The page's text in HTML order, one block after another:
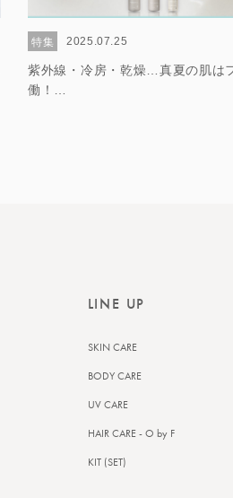
特集 2025.07.25
紫外線・冷房・乾燥…真夏の肌は
働！
LINE UP
SKIN CARE
BODY CARE
UV CARE
HAIR CARE - O by F
KIT (SET)